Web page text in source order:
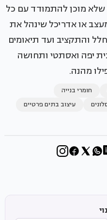
מוכן להתמודד עם כל
או אדריכל שינהל את
והתקציב ועד תיאומים
יפה ואסתטי ותחושה
מהנה.
חומרי בנייה
עיצוב בתים פרטיים